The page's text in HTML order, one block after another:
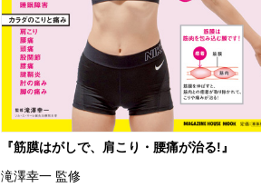
『筋膜はがしで、肩こり・腰痛が治る!』
滝澤幸一 監修